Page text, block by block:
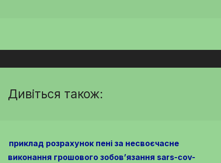
Дивіться також:
приклад розрахунок пені за несвоєчасне
виконання грошового зобов’язання sars-cov-